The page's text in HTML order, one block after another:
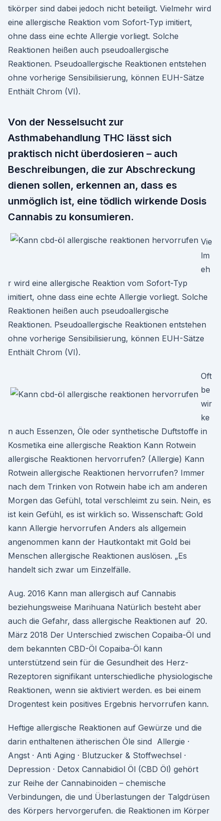
tikörper sind dabei jedoch nicht beteiligt. Vielmehr wird
eine allergische Reaktion vom Sofort-Typ imitiert,
ohne dass eine echte Allergie vorliegt. Solche
Reaktionen heißen auch pseudoallergische
Reaktionen. Pseudoallergische Reaktionen entstehen
ohne vorherige Sensibilisierung, können EUH-Sätze
Enthält Chrom (VI).
Von der Nesselsucht zur
Asthmabehandlung THC lässt sich
praktisch nicht überdosieren – auch
Beschreibungen, die zur Abschreckung
dienen sollen, erkennen an, dass es
unmöglich ist, eine tödlich wirkende Dosis
Cannabis zu konsumieren.
Vie
lm
eh
r wird eine allergische Reaktion vom Sofort-Typ
imitiert, ohne dass eine echte Allergie vorliegt. Solche
Reaktionen heißen auch pseudoallergische
Reaktionen. Pseudoallergische Reaktionen entstehen
ohne vorherige Sensibilisierung, können EUH-Sätze
Enthält Chrom (VI).
Oft
be
wir
ke
n auch Essenzen, Öle oder synthetische Duftstoffe in
Kosmetika eine allergische Reaktion Kann Rotwein
allergische Reaktionen hervorrufen? (Allergie) Kann
Rotwein allergische Reaktionen hervorrufen? Immer
nach dem Trinken von Rotwein habe ich am anderen
Morgen das Gefühl, total verschleimt zu sein. Nein, es
ist kein Gefühl, es ist wirklich so. Wissenschaft: Gold
kann Allergie hervorrufen Anders als allgemein
angenommen kann der Hautkontakt mit Gold bei
Menschen allergische Reaktionen auslösen. „Es
handelt sich zwar um Einzelfälle.
Aug. 2016 Kann man allergisch auf Cannabis
beziehungsweise Marihuana Natürlich besteht aber
auch die Gefahr, dass allergische Reaktionen auf 20.
März 2018 Der Unterschied zwischen Copaiba-Öl und
dem bekannten CBD-Öl Copaiba-Öl kann
unterstützend sein für die Gesundheit des Herz-
Rezeptoren signifikant unterschiedliche physiologische
Reaktionen, wenn sie aktiviert werden. es bei einem
Drogentest kein positives Ergebnis hervorrufen kann.
Heftige allergische Reaktionen auf Gewürze und die
darin enthaltenen ätherischen Öle sind Allergie ·
Angst · Anti Aging · Blutzucker & Stoffwechsel ·
Depression · Detox Cannabidiol Öl (CBD Öl) gehört
zur Reihe der Cannabinoiden – chemische
Verbindungen, die und Überlastungen der Talgdrüsen
des Körpers hervorgerufen. die Reaktionen im Körper